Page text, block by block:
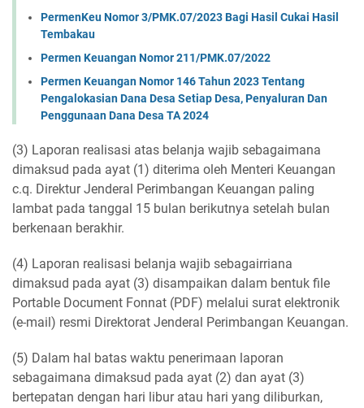
PermenKeu Nomor 3/PMK.07/2023 Bagi Hasil Cukai Hasil
Tembakau
Permen Keuangan Nomor 211/PMK.07/2022
Permen Keuangan Nomor 146 Tahun 2023 Tentang
Pengalokasian Dana Desa Setiap Desa, Penyaluran Dan
Penggunaan Dana Desa TA 2024
(3) Laporan realisasi atas belanja wajib sebagaimana
dimaksud pada ayat (1) diterima oleh Menteri Keuangan
c.q. Direktur Jenderal Perimbangan Keuangan paling
lambat pada tanggal 15 bulan berikutnya setelah bulan
berkenaan berakhir.
(4) Laporan realisasi belanja wajib sebagairriana
dimaksud pada ayat (3) disampaikan dalam bentuk file
Portable Document Fonnat (PDF) melalui surat elektronik
(e-mail) resmi Direktorat Jenderal Perimbangan Keuangan.
(5) Dalam hal batas waktu penerimaan laporan
sebagaimana dimaksud pada ayat (2) dan ayat (3)
bertepatan dengan hari libur atau hari yang diliburkan,